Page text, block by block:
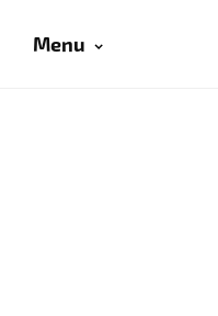
Menu